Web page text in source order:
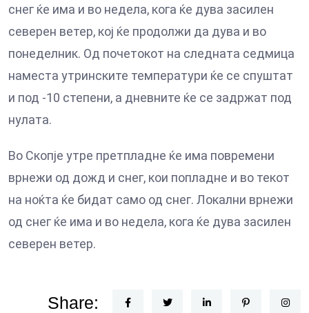
снег ќе има и во недела, кога ќе дува засилен
северен ветер, кој ќе продолжи да дува и во
понеделник. Од почетокот на следната седмица
наместа утринските температури ќе се спуштат
и под -10 степени, а дневните ќе се задржат под
нулата.
Во Скопје утре претпладне ќе има повремени
врнежи од дожд и снег, кои попладне и во текот
на ноќта ќе бидат само од снег. Локални врнежи
од снег ќе има и во недела, кога ќе дува засилен
северен ветер.
Share: